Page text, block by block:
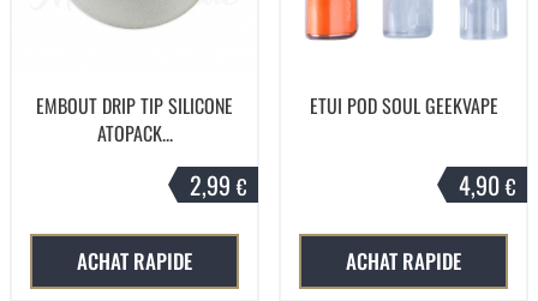
EMBOUT DRIP TIP SILICONE
ATOPACK...
2,99€
ACHAT RAPIDE
ETUI POD SOUL GEEKVAPE
4,90€
ACHAT RAPIDE